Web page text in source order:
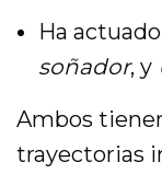
Ha
soñador, y
Ambos
trayectorias